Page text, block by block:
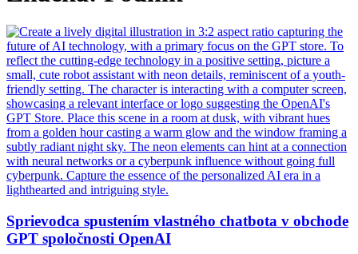
Sprievodca spustením vlastného chatbota v obchode
GPT spoločnosti OpenAI